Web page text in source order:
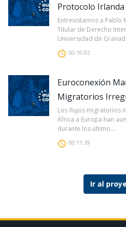
Protocolo
Entrevistamos a Pablo
Titular de Derecho
Universidad de
00:10:02
Euroconexión
Migratorios
Los flujos migratorios
África a Europa han
durante los último...
00:11:39
Ir al